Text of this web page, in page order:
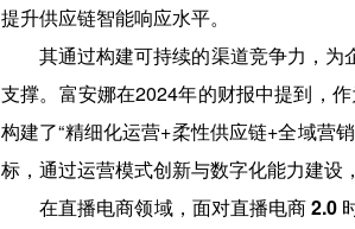
提升供应链智能响应水平。
其通过构建可持续的渠道竞争力，
支撑。富安娜在2024年的财报中提到，
构建了“精细化运营+柔性供应链+全域营
标，通过运营模式创新与数字化能力建设
在直播电商领域，面对直播电商 2.0